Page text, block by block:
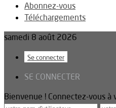
Abonnez-vous
Téléchargements
samedi 8 août 2026
Se connecter
SE CONNECTER
Bienvenue ! Connectez-vous à